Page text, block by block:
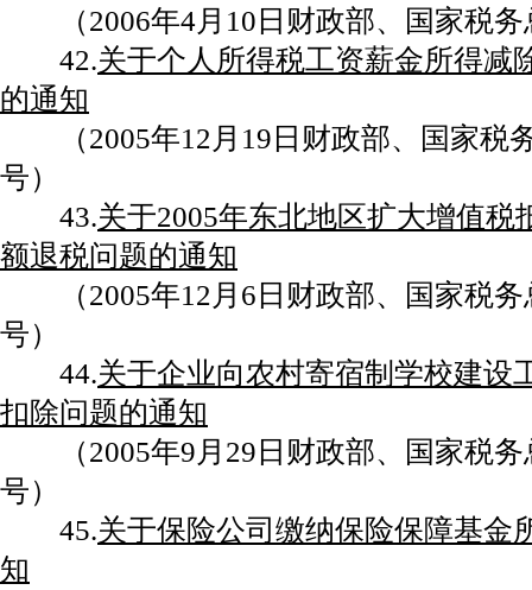
（2006年4月10日财政部、国家税务
42.关于个人所得税工资薪金所得减
的通知
（2005年12月19日财政部、国家税
号）
43.关于2005年东北地区扩大增值
额退税问题的通知
（2005年12月6日财政部、国家税务
号）
44.关于企业向农村寄宿制学校建设
扣除问题的通知
（2005年9月29日财政部、国家税务
号）
45.关于保险公司缴纳保险保障基金
知